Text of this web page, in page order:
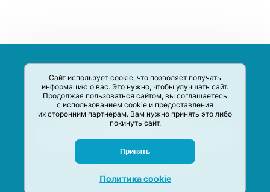
Сайт использует cookie, что позволяет получать
информацию о вас. Это нужно, чтобы улучшать сайт.
Продолжая пользоваться сайтом, вы соглашаетесь
с использованием cookie и предоставления
их сторонним партнерам. Вам нужно принять это либо
покинуть сайт.
Принять
Политика cookie
систематизации акций и скидок на товары и услуги в РФ
Задать вопрос
© M-Social production 2020 –2026